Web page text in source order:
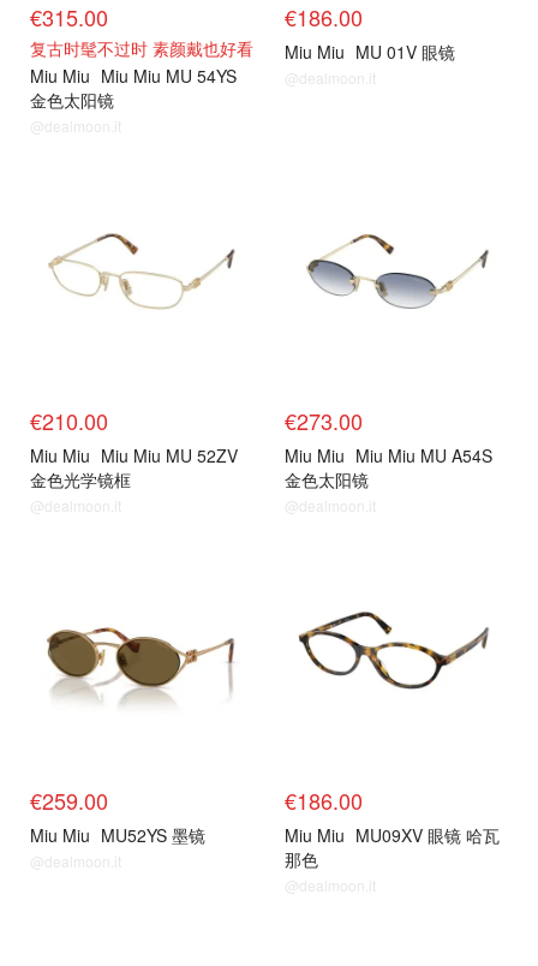
€315.00
复古时髦不过时 素颜戴也好看
Miu Miu Miu Miu MU 54YS
金色太阳镜
@dealmoon.it
€186.00
Miu Miu MU 01V 眼镜
@dealmoon.it
€210.00
Miu Miu Miu Miu MU 52ZV
金色光学镜框
@dealmoon.it
€273.00
Miu Miu Miu Miu MU A54S
金色太阳镜
@dealmoon.it
€259.00
Miu Miu MU52YS 墨镜
@dealmoon.it
€186.00
Miu Miu MU09XV 眼镜 哈瓦
那色
@dealmoon.it